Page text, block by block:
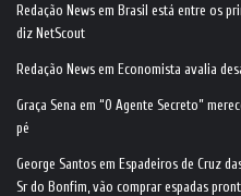
Redação News em Brasil está entre os
diz NetScout
Redação News em Economista avalia
Graça Sena em “O Agente Secreto”
pé
George Santos em Espadeiros de Cruz
Sr do Bonfim, vão comprar espadas